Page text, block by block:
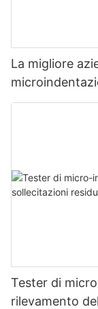
La migliore
misurazione
Tester di
rilevamento